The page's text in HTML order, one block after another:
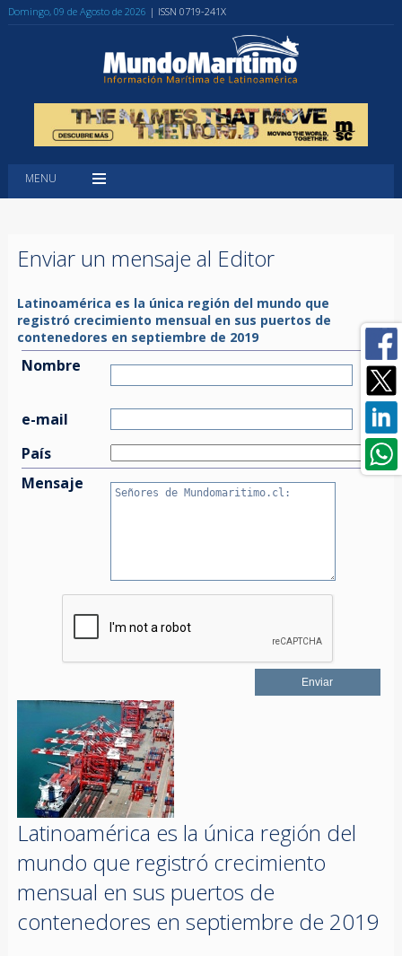
Domingo, 09 de Agosto de 2026 | ISSN 0719-241X
MENU
Enviar un mensaje al Editor
Latinoamérica es la única región del mundo que
registró crecimiento mensual en sus puertos de
contenedores en septiembre de 2019
Nombre
e-mail
País
Mensaje
Latinoamérica es la única región del
mundo que registró crecimiento
mensual en sus puertos de
contenedores en septiembre de 2019